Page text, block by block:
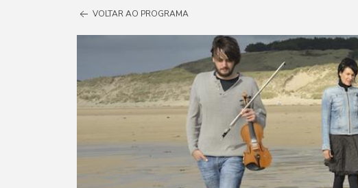
VOLTAR AO PROGRAMA